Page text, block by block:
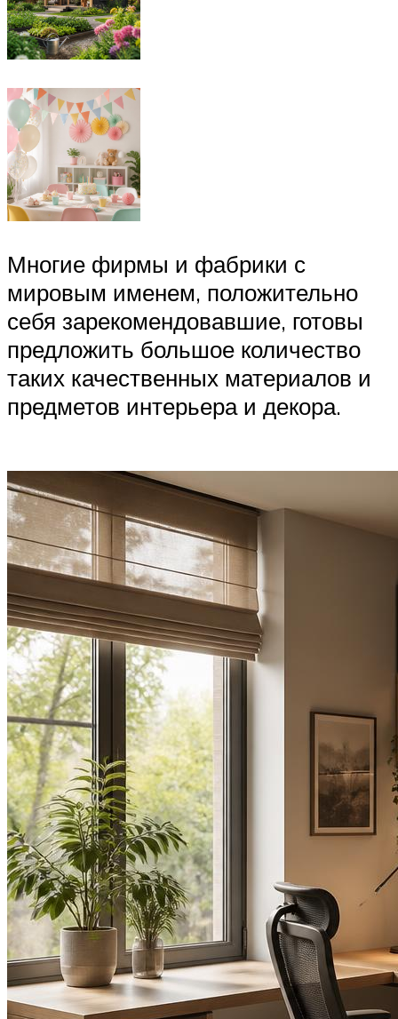
Многие фирмы и фабрики с
мировым именем, положительно
себя зарекомендовавшие, готовы
предложить большое количество
таких качественных материалов и
предметов интерьера и декора.